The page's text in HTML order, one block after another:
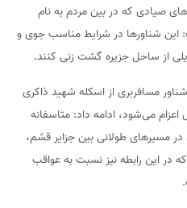
صیادی که در بین مردم به نام
شناورها در شرایط مناسب جوی و
هر ۳۰ دقیقهیک شناور مسافربری از اسکله شهید ذاکری
می‌شود، ادامه داد: متاسفانه
در مسیرهای طولانی بین جزایر قشم،
در این رابطه نیز نسبت به عواقب